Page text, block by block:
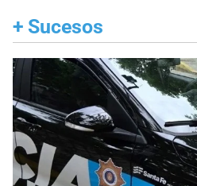
+ Sucesos